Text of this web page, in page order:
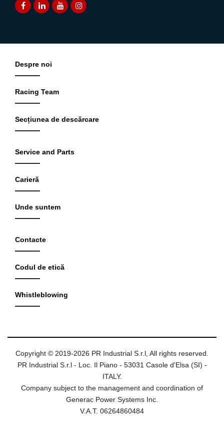
Despre noi
Racing Team
Secțiunea de descărcare
Service and Parts
Carieră
Unde suntem
Contacte
Codul de etică
Whistleblowing
Copyright © 2019-2026 PR Industrial S.r.l, All rights reserved.
PR Industrial S.r.l - Loc. Il Piano - 53031 Casole d'Elsa (SI) -
ITALY.
Company subject to the management and coordination of
Generac Power Systems Inc.
V.A.T. 06264860484